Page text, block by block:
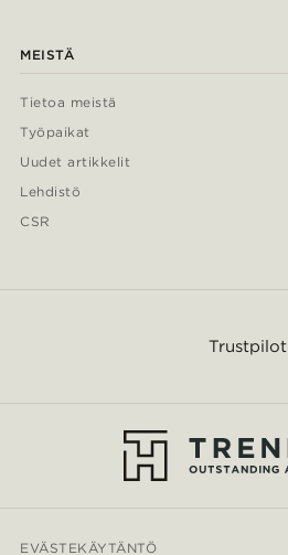
MEISTÄ
Tietoa meistä
Työpaikat
Uudet artikkelit
Lehdistö
CSR
Trustpilot
EVÄSTEKÄYTÄNTÖ